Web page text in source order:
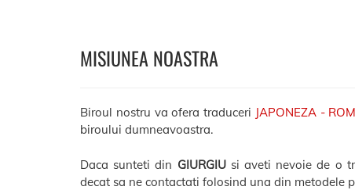
MISIUNEA NOASTRA
Biroul nostru va ofera traduceri JAPONEZA -
biroului dumneavoastra.
Daca sunteti din GIURGIUsi aveti nevoie de o
decat sa ne contactati folosind una din metodele